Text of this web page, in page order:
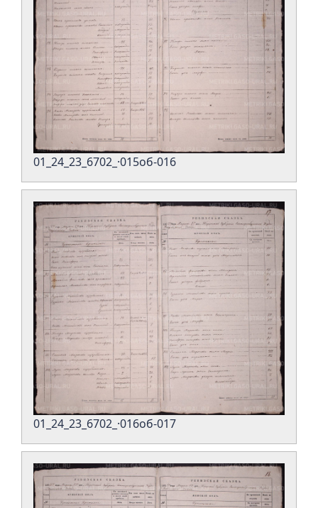
01_24_23_6702_·015об-016
01_24_23_6702_·016об-017